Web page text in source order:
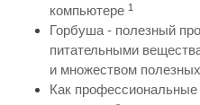
компьютере 1
Горбуша - полезный
питательными
и множеством
Как